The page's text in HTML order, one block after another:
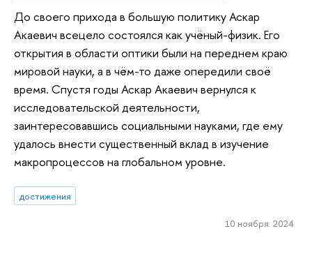
До своего прихода в большую политику Аскар
Акаевич всецело состоялся как учёный-физик. Его
открытия в области оптики были на переднем краю
мировой науки, а в чём-то даже опередили своё
время. Спустя годы Аскар Акаевич вернулся к
исследовательской деятельности,
заинтересовавшись социальными науками, где ему
удалось внести существенный вклад в изучение
макропроцессов на глобальном уровне.
достижения
10 ноября 2024